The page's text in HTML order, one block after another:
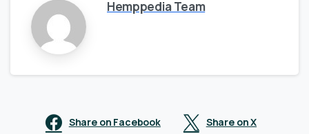
Hemppedia Team
Share on Facebook Share on X